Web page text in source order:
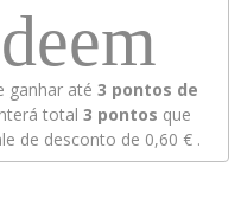
ganhar até 3 pontos de
total 3 pontos que
de desconto de 0,60 €.